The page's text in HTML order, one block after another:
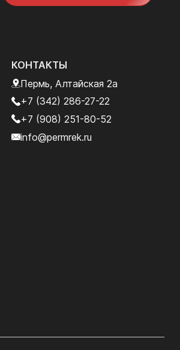
КОНТАКТЫ
Пермь, Алтайская 2а
+7 (342) 286-27-22
+7 (908) 251-80-52
info@permrek.ru